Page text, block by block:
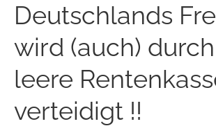
Deutschlands
wird (auch)
leere
verteidigt !!